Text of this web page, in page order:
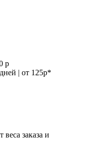
р
| от 125р*
заказа и